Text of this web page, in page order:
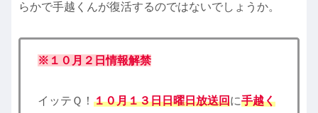
らかで手越くんが復活するのではないでしょうか。
※１０月２日情報解禁
イッテＱ！ １０月１３日日曜日放送回に手越く